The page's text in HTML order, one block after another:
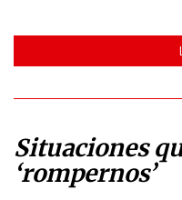
Situaciones
‘rompernos’